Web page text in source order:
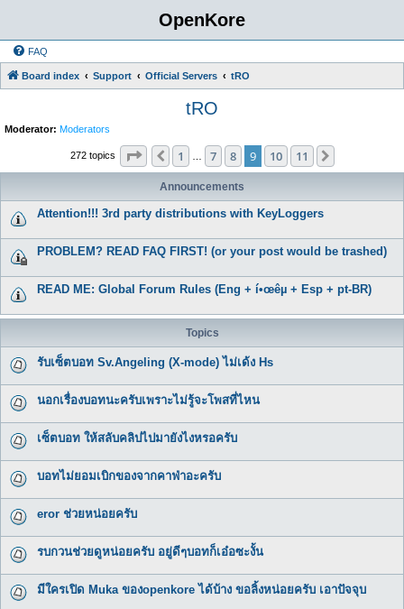
OpenKore
FAQ
Board index Support Official Servers tRO
tRO
Moderator: Moderators
272 topics Page of
Previous
1 7 8 9 10 11
Announcements
Attention!!! 3rd party distributions with KeyLoggers
PROBLEM? READ FAQ FIRST! (or your post would be trashed)
READ ME: Global Forum Rules (Eng + í•œêµ­ + Esp + pt-BR)
Topics
รับเซ็ตบอท Sv.Angeling (X-mode) ไม่เด้ง Hs
นอกเรื่องบอทนะครับเพราะไม่รู้จะโพสที่ไหน
เซ็ตบอท ให้สลับคลิปไปมายังไงหรอครับ
บอทไม่ยอมเบิกของจากคาฟ่าอะครับ
eror ช่วยหน่อยครับ
รบกวนช่วยดูหน่อยครับ อยู่ดีๆบอทก็เอ๋อซะงั้น
มีใครเปิด Muka ของopenkore ได้บ้าง ขอลิ้งหน่อยครับ เอาปัจจุบ